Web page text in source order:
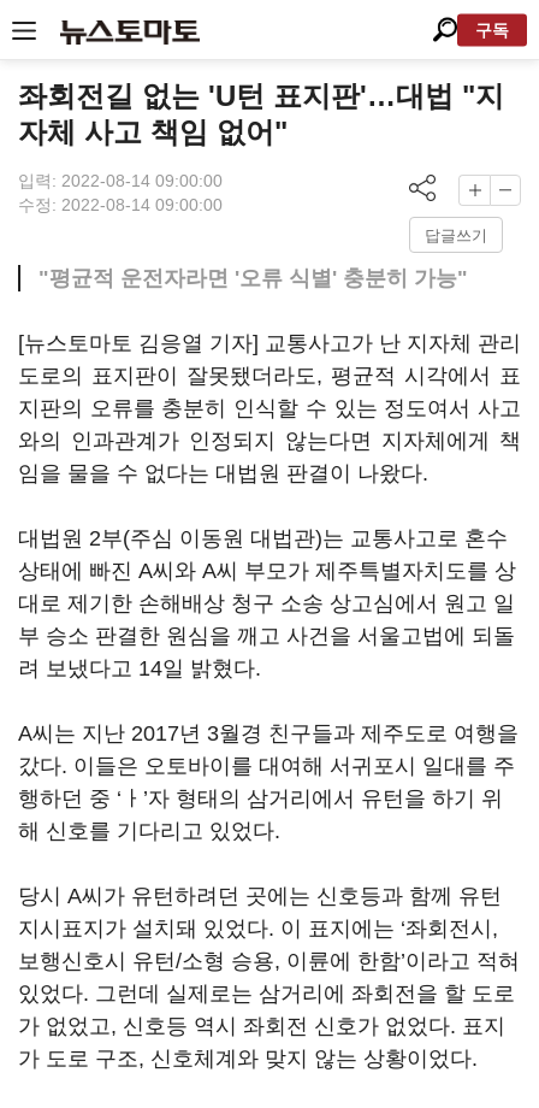
구독
좌회전길 없는 'U턴 표지판'…대법 "지
자체 사고 책임 없어"
입력: 2022-08-14 09:00:00
수정: 2022-08-14 09:00:00
답글쓰기
"평균적 운전자라면 '오류 식별' 충분히 가능"
[뉴스토마토 김응열 기자] 교통사고가 난 지자체 관리
도로의 표지판이 잘못됐더라도, 평균적 시각에서 표
지판의 오류를 충분히 인식할 수 있는 정도여서 사고
와의 인과관계가 인정되지 않는다면 지자체에게 책
임을 물을 수 없다는 대법원 판결이 나왔다.
대법원 2부(주심 이동원 대법관)는 교통사고로 혼수
상태에 빠진 A씨와 A씨 부모가 제주특별자치도를 상
대로 제기한 손해배상 청구 소송 상고심에서 원고 일
부 승소 판결한 원심을 깨고 사건을 서울고법에 되돌
려 보냈다고 14일 밝혔다.
A씨는 지난 2017년 3월경 친구들과 제주도로 여행을
갔다. 이들은 오토바이를 대여해 서귀포시 일대를 주
행하던 중 ‘ㅏ’자 형태의 삼거리에서 유턴을 하기 위
해 신호를 기다리고 있었다.
당시 A씨가 유턴하려던 곳에는 신호등과 함께 유턴
지시표지가 설치돼 있었다. 이 표지에는 ‘좌회전시,
보행신호시 유턴/소형 승용, 이륜에 한함’이라고 적혀
있었다. 그런데 실제로는 삼거리에 좌회전을 할 도로
가 없었고, 신호등 역시 좌회전 신호가 없었다. 표지
가 도로 구조, 신호체계와 맞지 않는 상황이었다.